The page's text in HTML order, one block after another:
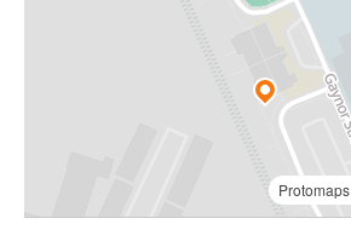
Protomaps